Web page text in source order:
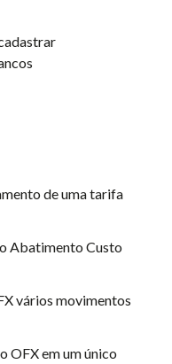
de uma tarifa
Abatimento Custo
vários movimentos
OFX em um único